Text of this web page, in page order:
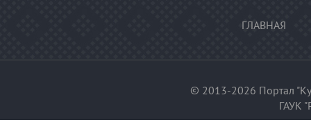
ГЛАВНАЯ
© 2013-2026 Портал
ГАУК